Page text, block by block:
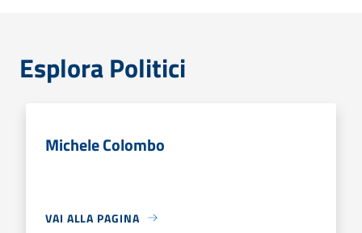
Esplora Politici
Michele Colombo
VAI ALLA PAGINA